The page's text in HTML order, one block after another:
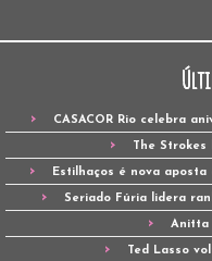
CASACOR Rio celebra
The Strokes
Estilhaços é nova
Seriado Fúria lidera
Anitta
Ted Lasso